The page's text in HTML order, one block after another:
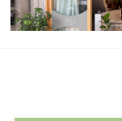
この家からの距離 76km